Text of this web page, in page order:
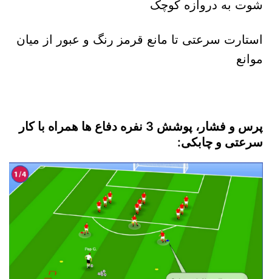
شوت به دروازه کوچک
استارت سرعتی تا مانع قرمز رنگ و عبور از میان
موانع
پرس و فشار، پوشش 3 نفره دفاع ها همراه با کار
سرعتی و چابکی: